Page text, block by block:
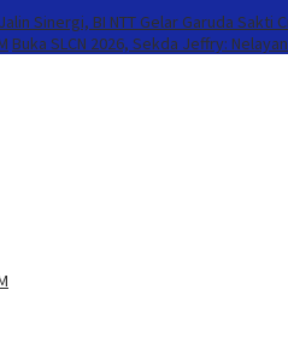
Jalin Sinergi, BI NTT Gelar Garuda Sakti
Buka SLCN 2026, Sekda Jeffry: